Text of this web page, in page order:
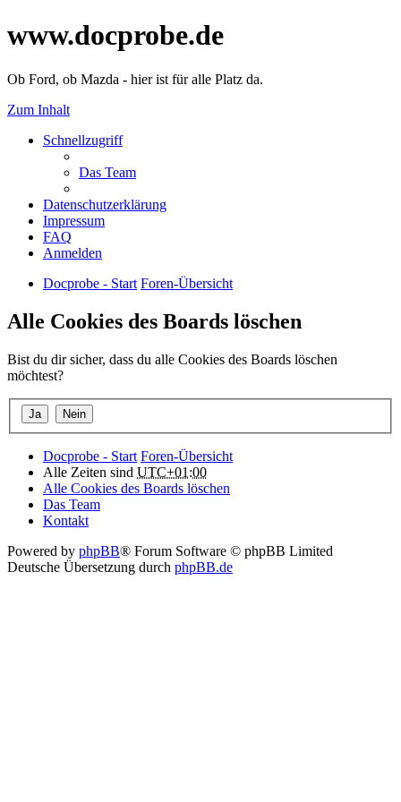
www.docprobe.de
Ob Ford, ob Mazda - hier ist für alle Platz da.
Zum Inhalt
Schnellzugriff
Das Team
Datenschutzerklärung
Impressum
FAQ
Anmelden
Docprobe - Start Foren-Übersicht
Alle Cookies des Boards löschen
Bist du dir sicher, dass du alle Cookies des Boards löschen
möchtest?
Docprobe - Start Foren-Übersicht
Alle Zeiten sind UTC+01:00
Alle Cookies des Boards löschen
Das Team
Kontakt
Powered by phpBB® Forum Software © phpBB Limited
Deutsche Übersetzung durch phpBB.de